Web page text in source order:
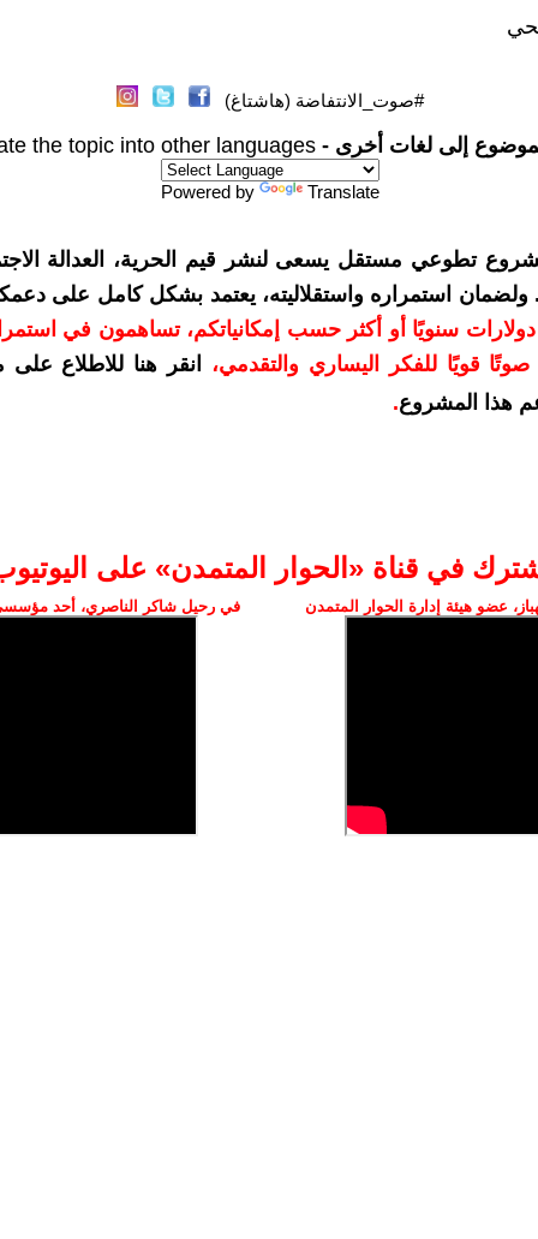
#صوت_الانتفاضة (هاشتاغ)
إلى لغات أخرى - the topic into other languages
Powered by Translate
تطوعي مستقل يسعى لنشر قيم الحرية، العدالة
ولضمان استمراره واستقلاليته، يعتمد بشكل كامل على
بمبلغ 10 دولارات سنويًا أو أكثر حسب إمكانياتكم، تساهمون في
قويًا للفكر اليساري والتقدمي،
انقر هنا للاطلاع
هذا المشروع.
في قناة ‫«الحوار المتمدن» على
عضو هيئة إدارة الحوار المتمدن في رحيل شاكر الناصري، أحد